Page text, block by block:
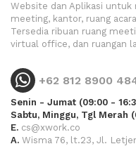
Website dan Aplikasi
meeting, kantor, ruang
Tersedia ribuan ruang
virtual office, dan ruangan
+62 812 8900
Senin - Jumat (09:00 -
Sabtu, Minggu, Tgl Merah
E. cs@xwork.co
A. Wisma 76, lt.23, Jl.